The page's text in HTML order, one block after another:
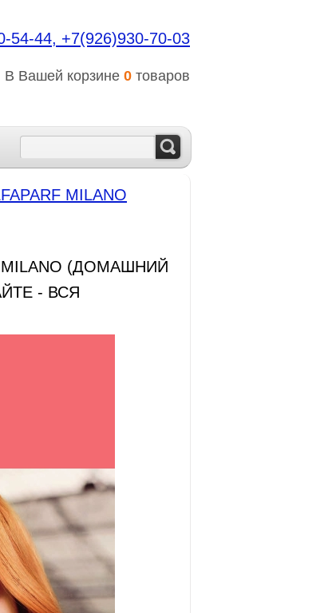
54-44, +7(926)930-70-03
В Вашей корзине 0 товаров
MILANO
(ДОМАШНИЙ
- ВСЯ